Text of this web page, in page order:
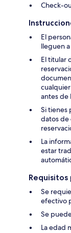
Check-
El
lleguen
El titular
antes de
Si tienes
datos de
La
estar
Requisitos
Se
efectivo
Se
La edad